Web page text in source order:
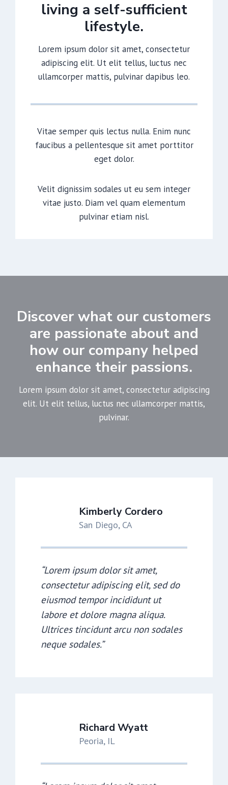
living a self-sufficient
lifestyle.
Lorem ipsum dolor sit amet, consectetur
adipiscing elit. Ut elit tellus, luctus nec
ullamcorper mattis, pulvinar dapibus leo.
Vitae semper quis lectus nulla. Enim nunc
faucibus a pellentesque sit amet porttitor
eget dolor.
Velit dignissim sodales ut eu sem integer
vitae justo. Diam vel quam elementum
pulvinar etiam nisl.
Discover what our customers
are passionate about and
how our company helped
enhance their passions.
Lorem ipsum dolor sit amet, consectetur adipiscing
elit. Ut elit tellus, luctus nec ullamcorper mattis,
pulvinar.
Kimberly Cordero
San Diego, CA
“Lorem ipsum dolor sit amet,
consectetur adipiscing elit, sed do
eiusmod tempor incididunt ut
labore et dolore magna aliqua.
Ultrices tincidunt arcu non sodales
neque sodales.”
Richard Wyatt
Peoria, IL